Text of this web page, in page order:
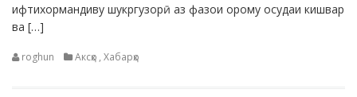
ифтихормандиву шукргузорӣ аз фазои орому осудаи кишвар
ва […]
roghun Аксҳо , Хабарҳо